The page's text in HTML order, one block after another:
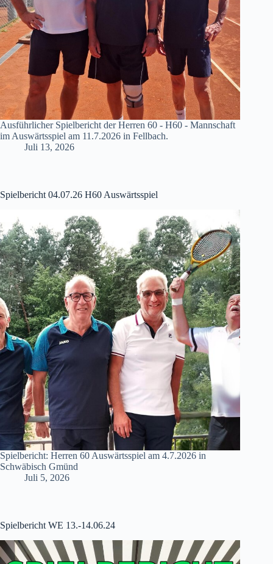
Ausführlicher Spielbericht der Herren 60 - H60 - Mannschaft
im Auswärtsspiel am 11.7.2026 in Fellbach.
Juli 13, 2026
Spielbericht 04.07.26 H60 Auswärtsspiel
Spielbericht: Herren 60 Auswärtsspiel am 4.7.2026 in
Schwäbisch Gmünd
Juli 5, 2026
Spielbericht WE 13.-14.06.24